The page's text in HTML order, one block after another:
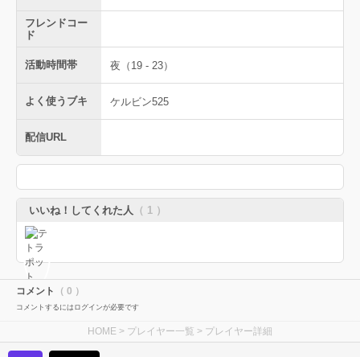
フレンドコー
ド
活動時間帯 夜（19 - 23）
よく使うブキ ケルビン525
配信URL
いいね！してくれた人 （ 1 ）
コメント （ 0 ）
コメントするにはログインが必要です
HOME > プレイヤー一覧 > プレイヤー詳細